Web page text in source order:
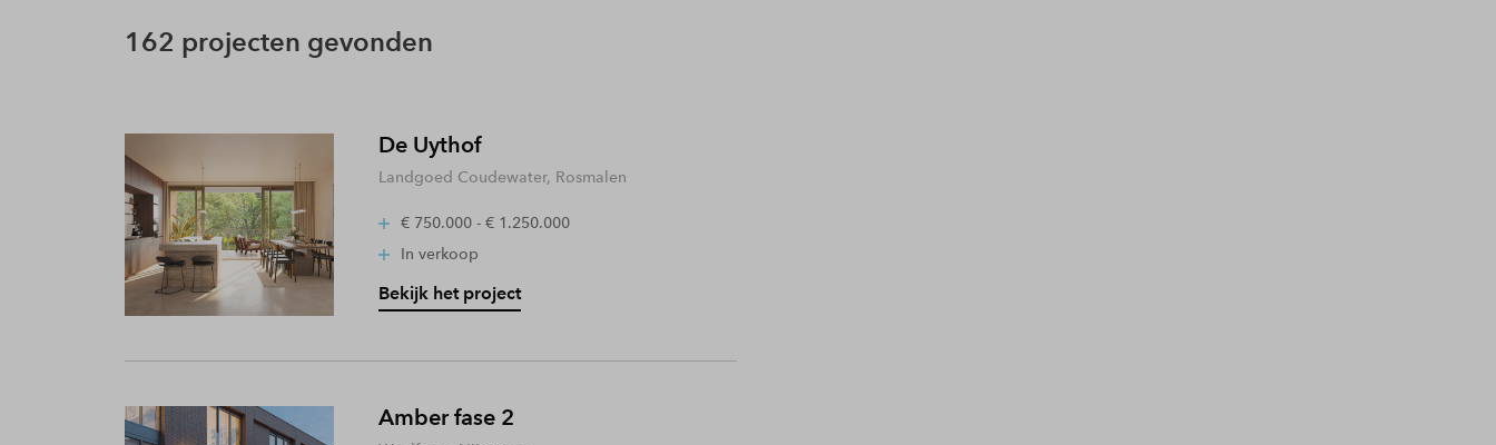
162 projecten gevonden
De Uythof
Landgoed Coudewater, Rosmalen
€ 750.000 - € 1.250.000
In verkoop
Bekijk het project
Amber fase 2